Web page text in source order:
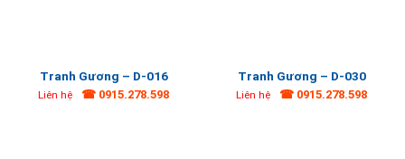
Tranh Gương – D-016
Liên hệ ☎ 0915.278.598
Tranh Gương – D-030
Liên hệ ☎ 0915.278.598